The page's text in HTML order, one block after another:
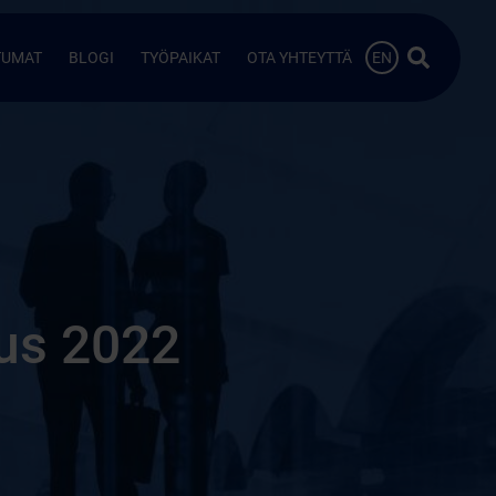
BLOGI TYÖPAIKAT OTA YHTEYTTÄ EN Hae…
2022